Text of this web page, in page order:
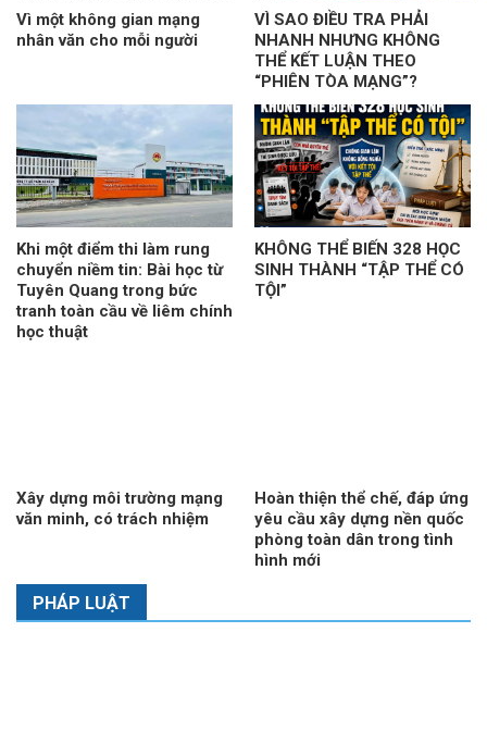
Vì một không gian mạng
nhân văn cho mỗi người
VÌ SAO ĐIỀU TRA PHẢI
NHANH NHƯNG KHÔNG
THỂ KẾT LUẬN THEO
“PHIÊN TÒA MẠNG”?
Khi một điểm thi làm rung
chuyển niềm tin: Bài học từ
Tuyên Quang trong bức
tranh toàn cầu về liêm chính
học thuật
KHÔNG THỂ BIẾN 328 HỌC
SINH THÀNH “TẬP THỂ CÓ
TỘI”
Xây dựng môi trường mạng
văn minh, có trách nhiệm
Hoàn thiện thể chế, đáp ứng
yêu cầu xây dựng nền quốc
phòng toàn dân trong tình
hình mới
PHÁP LUẬT